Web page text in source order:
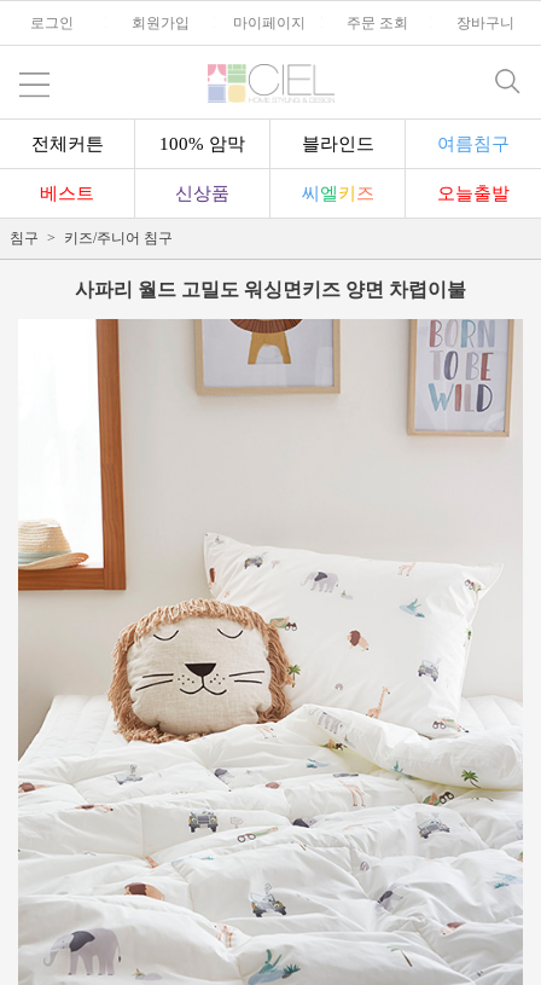
로그인 회원가입 마이페이지 주문 조회 장바구니
전체커튼 100% 암막 블라인드 여름침구
베스트 신상품 씨 엘키 즈 오늘출발
침구 키즈/주니어 침구
사파리 월드 고밀도 워싱면키즈 양면 차렵이불